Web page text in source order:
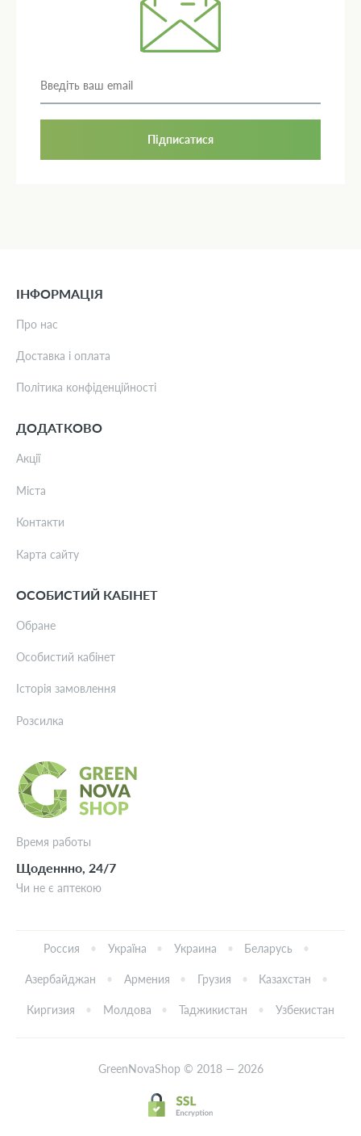
Підписатися
Время работы
Щоденнно, 24/7
Чи не є аптекою
ІНФОРМАЦІЯ
Про нас
Доставка і оплата
Політика конфіденційності
ДОДАТКОВО
Акції
Міста
Контакти
Карта сайту
ОСОБИСТИЙ КАБІНЕТ
Обране
Особистий кабінет
Історія замовлення
Розсилка
Россия Україна Украина Беларусь
Азербайджан Армения Грузия Казахстан
Киргизия Молдова Таджикистан Узбекистан
GreenNovaShop © 2018 — 2026